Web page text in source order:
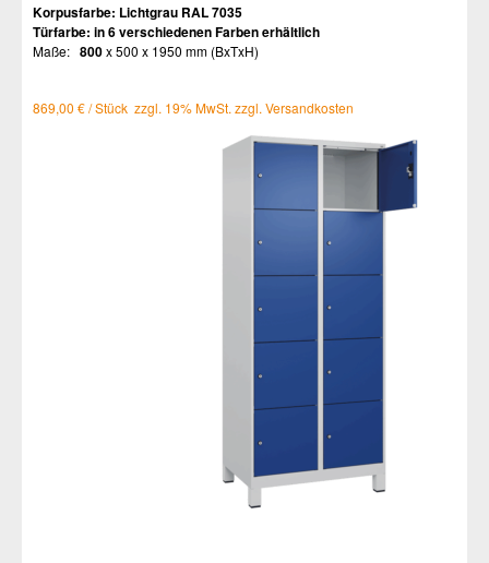
Korpusfarbe: Lichtgrau RAL 7035
Türfarbe: in 6 verschiedenen Farben erhältlich
Maße: 800x 500 x 1950 mm (BxTxH)
869,00 € / Stück zzgl. 19% MwSt. zzgl. Versandkosten